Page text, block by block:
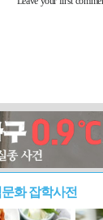
화 잡학사전